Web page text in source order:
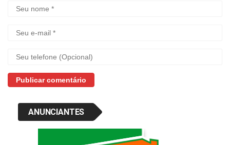
ANUNCIANTES